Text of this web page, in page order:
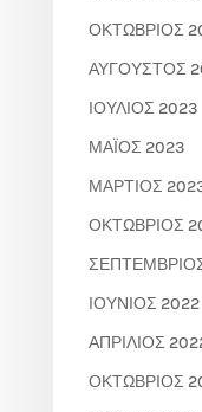
ΟΚΤΏΒΡΙΟΣ
ΑΎΓΟΥΣΤΟΣ
ΙΟΎΛΙΟΣ 2023
ΜΆΙΟΣ 2023
ΜΆΡΤΙΟΣ
ΟΚΤΏΒΡΙΟΣ
ΙΟΎΝΙΟΣ 2022
ΑΠΡΊΛΙΟΣ
ΟΚΤΏΒΡΙΟΣ